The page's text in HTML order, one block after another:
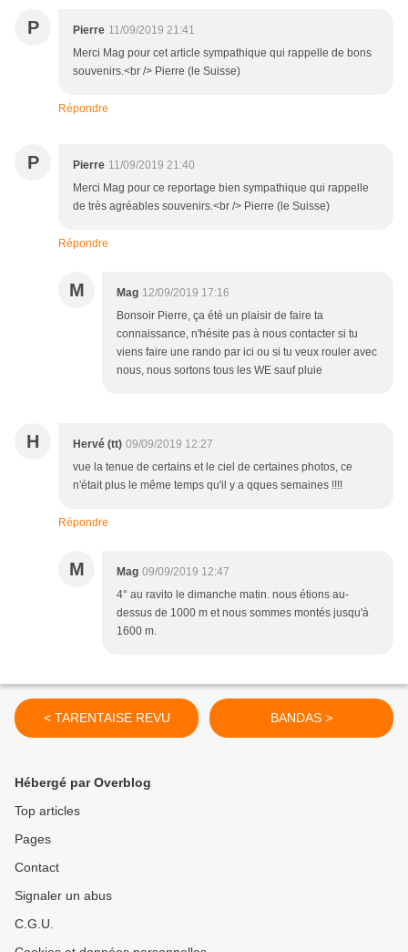
P Pierre 11/09/2019 21:41
Merci Mag pour cet article sympathique qui rappelle de bons
souvenirs.<br /> Pierre (le Suisse)
Répondre
P Pierre 11/09/2019 21:40
Merci Mag pour ce reportage bien sympathique qui rappelle
de très agréables souvenirs.<br /> Pierre (le Suisse)
Répondre
M Mag 12/09/2019 17:16
Bonsoir Pierre, ça été un plaisir de faire ta
connaissance, n'hésite pas à nous contacter si tu
viens faire une rando par ici ou si tu veux rouler avec
nous, nous sortons tous les WE sauf pluie
H Hervé (tt) 09/09/2019 12:27
vue la tenue de certains et le ciel de certaines photos, ce
n'était plus le même temps qu'il y a qques semaines !!!!
Répondre
M Mag 09/09/2019 12:47
4° au ravito le dimanche matin. nous étions au-
dessus de 1000 m et nous sommes montés jusqu'à
1600 m.
< TARENTAISE REVU BANDAS >
Hébergé par Overblog
Top articles
Pages
Contact
Signaler un abus
C.G.U.